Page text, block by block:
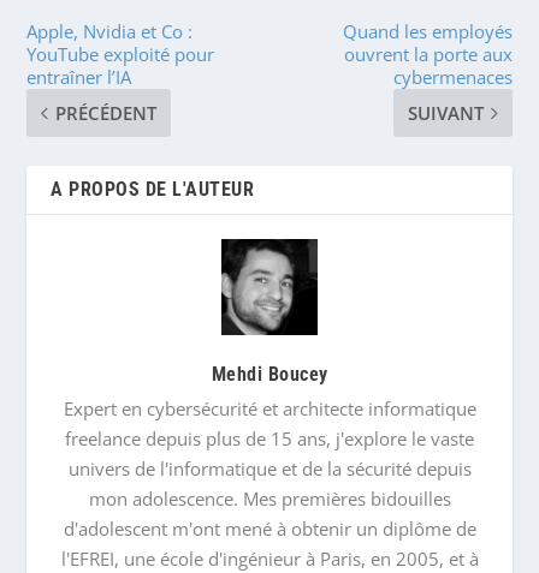
Apple, Nvidia et Co :
YouTube exploité pour
entraîner l’IA
PRÉCÉDENT
Quand les employés
ouvrent la porte aux
cybermenaces
SUIVANT
A PROPOS DE L'AUTEUR
Mehdi Boucey
Expert en cybersécurité et architecte informatique
freelance depuis plus de 15 ans, j'explore le vaste
univers de l'informatique et de la sécurité depuis
mon adolescence. Mes premières bidouilles
d'adolescent m'ont mené à obtenir un diplôme de
l'EFREI, une école d'ingénieur à Paris, en 2005, et à